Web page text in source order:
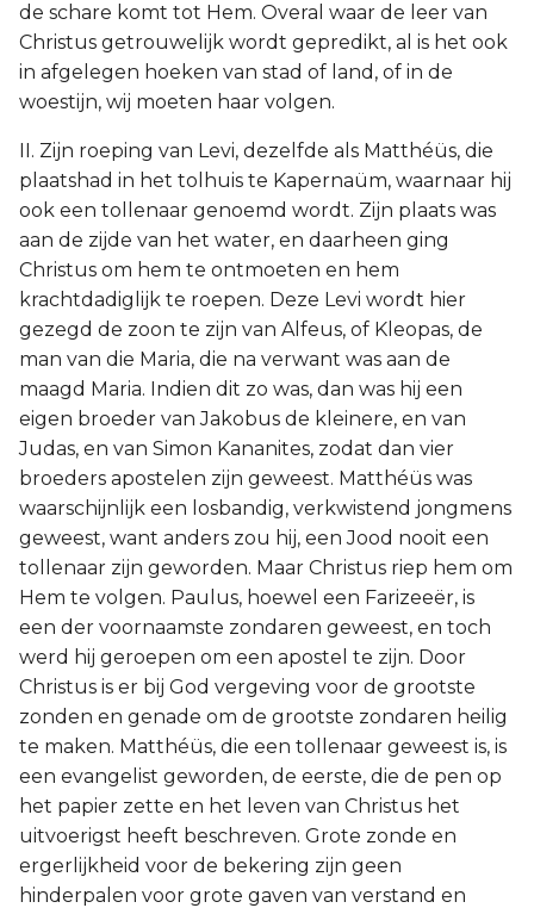
de schare komt tot Hem. Overal waar de leer van
Christus getrouwelijk wordt gepredikt, al is het ook
in afgelegen hoeken van stad of land, of in de
woestijn, wij moeten haar volgen.
II. Zijn roeping van Levi, dezelfde als Matthéüs, die
plaatshad in het tolhuis te Kapernaüm, waarnaar hij
ook een tollenaar genoemd wordt. Zijn plaats was
aan de zijde van het water, en daarheen ging
Christus om hem te ontmoeten en hem
krachtdadiglijk te roepen. Deze Levi wordt hier
gezegd de zoon te zijn van Alfeus, of Kleopas, de
man van die Maria, die na verwant was aan de
maagd Maria. Indien dit zo was, dan was hij een
eigen broeder van Jakobus de kleinere, en van
Judas, en van Simon Kananites, zodat dan vier
broeders apostelen zijn geweest. Matthéüs was
waarschijnlijk een losbandig, verkwistend jongmens
geweest, want anders zou hij, een Jood nooit een
tollenaar zijn geworden. Maar Christus riep hem om
Hem te volgen. Paulus, hoewel een Farizeeër, is
een der voornaamste zondaren geweest, en toch
werd hij geroepen om een apostel te zijn. Door
Christus is er bij God vergeving voor de grootste
zonden en genade om de grootste zondaren heilig
te maken. Matthéüs, die een tollenaar geweest is, is
een evangelist geworden, de eerste, die de pen op
het papier zette en het leven van Christus het
uitvoerigst heeft beschreven. Grote zonde en
ergerlijkheid voor de bekering zijn geen
hinderpalen voor grote gaven van verstand en